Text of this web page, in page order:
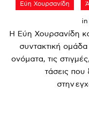
Εύη Χουρσανίδη
in
Η Εύη Χουρσανίδη
συντακτική
ονόματα, τις
τάσεις
στην